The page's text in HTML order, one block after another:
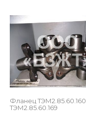
Фланец ТЭМ2.85.60.160,
ТЭМ2.85.60.169